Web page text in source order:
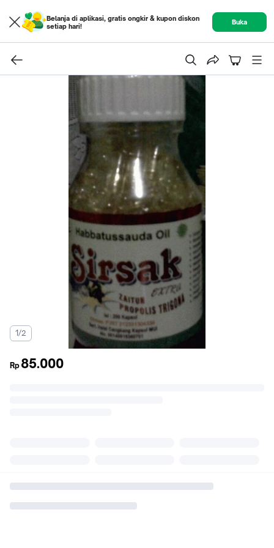
Belanja di aplikasi, gratis ongkir & kupon diskon
setiap hari!
Buka
1/2
Rp 85.000